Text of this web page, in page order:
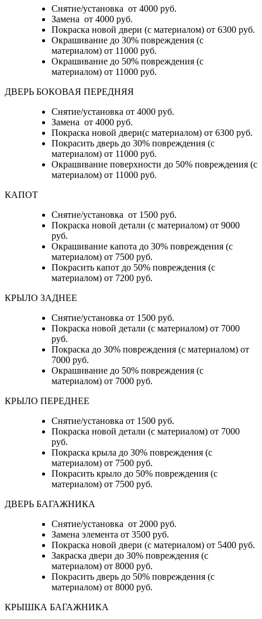
Снятие/установка от 4000 руб.
Замена от 4000 руб.
Покраска новой двери (с материалом) от 6300 руб.
Окрашивание до 30% повреждения (с
материалом) от 11000 руб.
Окрашивание до 50% повреждения (с
материалом) от 11000 руб.
ДВЕРЬ БОКОВАЯ ПЕРЕДНЯЯ
Снятие/установка от 4000 руб.
Замена от 4000 руб.
Покраска новой двери(с материалом) от 6300 руб.
Покрасить дверь до 30% повреждения (с
материалом) от 11000 руб.
Окрашивание поверхности до 50% повреждения (с
материалом) от 11000 руб.
КАПОТ
Снятие/установка от 1500 руб.
Покраска новой детали (с материалом) от 9000
руб.
Окрашивание капота до 30% повреждения (с
материалом) от 7500 руб.
Покрасить капот до 50% повреждения (с
материалом) от 7200 руб.
КРЫЛО ЗАДНЕЕ
Снятие/установка от 1500 руб.
Покраска новой детали (с материалом) от 7000
руб.
Покраска до 30% повреждения (с материалом) от
7000 руб.
Окрашивание до 50% повреждения (с
материалом) от 7000 руб.
КРЫЛО ПЕРЕДНЕЕ
Снятие/установка от 1500 руб.
Покраска новой детали (с материалом) от 7000
руб.
Покраска крыла до 30% повреждения (с
материалом) от 7500 руб.
Покрасить крыло до 50% повреждения (с
материалом) от 7500 руб.
ДВЕРЬ БАГАЖНИКА
Снятие/установка от 2000 руб.
Замена элемента от 3500 руб.
Покраска новой двери (с материалом) от 5400 руб.
Закраска двери до 30% повреждения (с
материалом) от 8000 руб.
Покрасить дверь до 50% повреждения (с
материалом) от 8000 руб.
КРЫШКА БАГАЖНИКА